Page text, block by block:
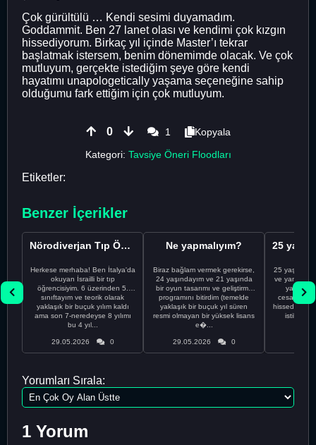
Çok gürültülü … Kendi sesimi duyamadım.
Goddammit. Ben 27 lanet olası ve kendimi çok kızgın
hissediyorum. Birkaç yıl içinde Master’ı tekrar
başlatmak istersem, benim dönemimde olacak. Ve çok
mutluyum, gerçekte istediğim şeye göre kendi
hayatımı unapologetically yaşama seçeneğine sahip
olduğumu fark ettiğim için çok mutluyum.
0 1
Kopyala
Kategori: Tavsiye Öneri Floodları
Etiketler:
Benzer İçerikler
Nörodiverjan Tıp Öğrencisi Yeni Bir Yol Arıyor
Herkese merhaba! Ben İtalya'da
okuyan İsrailli bir tıp
öğrencisiyim. 6 üzerinden 5.
sınıftayım ve teorik olarak
yaklaşık bir buçuk yılım kaldı
ama son 7-neredeyse 8 yılımı
bu 4 yıl...
29.05.2026 0
Ne yapmalıyım?
Biraz bağlam vermek gerekirse,
24 yaşındayım ve 21 yaşında
bir oyun tasarımı ve geliştirme
programını bitirdim (temelde
yaklaşık bir buçuk yıl süren
resmi olmayan bir yüksek lisans
e�...
29.05.2026 0
25
ve yanlış
cesaretimin
Yorumları Sırala:
1 Yorum